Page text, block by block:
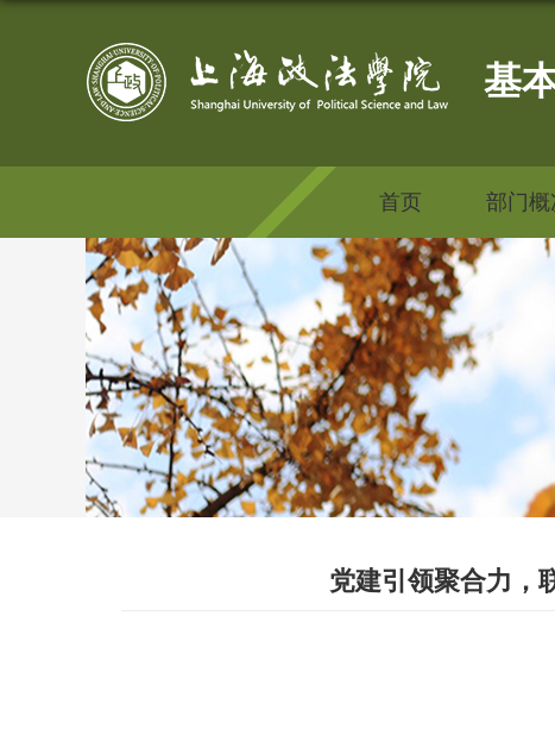
基
首页 部门概
党建引领聚合力，